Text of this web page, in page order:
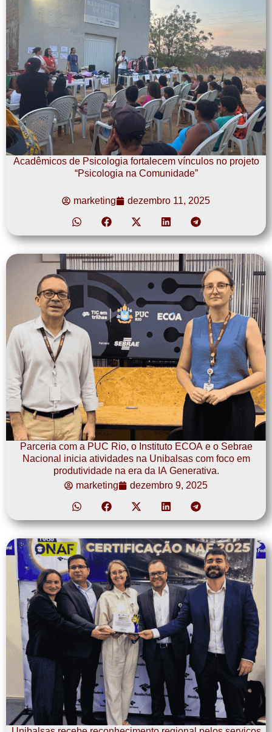
Acadêmicos de Psicologia fortalecem vínculos no projeto
“Psicologia na Comunidade”
marketing dezembro 11, 2025
Parceria com a PUC Rio, o Instituto ECOA e o Sebrae
Nacional inicia atividades na Unibalsas com foco em
produtividade na era da IA Generativa.
marketing
dezembro 9, 2025